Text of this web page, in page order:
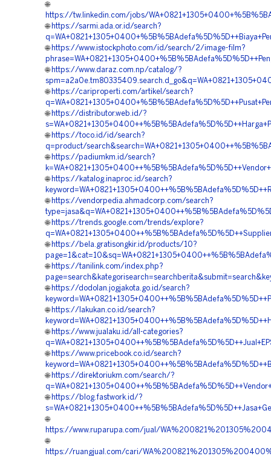
🌐
https://tw.linkedin.com/jobs/
🌐 https://sarmi.ada.or.id/search?
🌐 https://www.istockphoto.com/id/search/2/image-film?
🌐 https://www.daraz.com.np/catalog/?
🌐 https://cariproperti.com/artikel/search?
🌐 https://distributor.web.id/?
🌐 https://toco.id/id/search?
q=product/
🌐 https://padiumkm.id/search?
🌐 https://katalog.inaproc.id/search?
🌐 https://vendorpedia.ahmadcorp.com/search?
🌐 https://trends.google.com/trends/explore?
🌐 https://bela.gratisongkir.id/products/10?
🌐 https://tanilink.com/index.php?
🌐 https://dodolan.jogjakota.go.id/search?
🌐 https://lakukan.co.id/search?
🌐 https://www.jualaku.id/all-categories?
🌐 https://www.pricebook.co.id/search?
🌐 https://direktoriukm.com/search/?
🌐 https://blog.fastwork.id/?
🌐
https://www.ruparupa.com/jual/
🌐
https://ruangjual.com/cari/